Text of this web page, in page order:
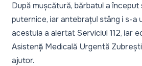
După mușcătură, bărbatul a
puternice, iar antebrațul stâng i s-a
acestuia a alertat Serviciul 112, iar
Asistență Medicală Urgentă
ajutor.